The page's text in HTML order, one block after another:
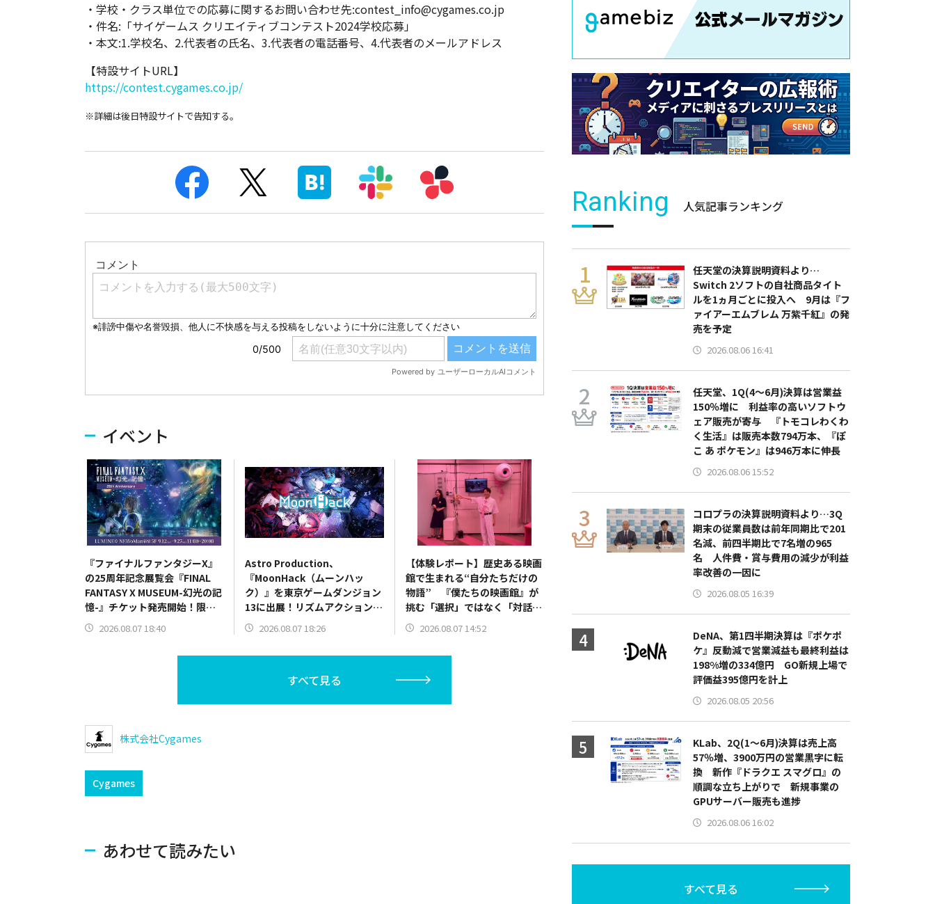
・学校・クラス単位での応募に関するお問い合わせ先:contest_info@cygames.co.jp
・件名:「サイゲームス クリエイティブコンテスト2024学校応募」
・本文:1.学校名、2.代表者の氏名、3.代表者の電話番号、4.代表者のメールアドレス
【特設サイトURL】
https://contest.cygames.co.jp/
※詳細は後日特設サイトで告知する。
イベント
『ファイナルファンタジーX』
の25周年記念展覧会『FINAL
FANTASY X MUSEUM-幻光の記
憶-』チケット発売開始！限定
グッズ情報も一部公開
2026.08.07 18:40
Astro Production、
『MoonHack（ムーンハッ
ク）』を東京ゲームダンジョン
13に出展！リズムアクションパ
ートを実際にプレイ可能
2026.08.07 18:26
【体験レポート】歴史ある映画
館で生まれる“自分たちだけの
物語” 『僕たちの映画館』が
挑む「選択」ではなく「対話」
で紡ぐ世界線
2026.08.07 14:52
すべて見る
株式会社Cygames
Cygames
あわせて読みたい
Ranking 人気記事ランキング
任天堂の決算説明資料より…
Switch 2ソフトの自社商品タイト
ルを1ヵ月ごとに投入へ 9月は『フ
ァイアーエムブレム 万紫千紅』の発
売を予定
2026.08.06 16:41
任天堂、1Q(4～6月)決算は営業益
150％増に 利益率の高いソフトウ
ェア販売が寄与 『トモコレわくわ
く生活』は販売本数794万本、『ぽ
こ あ ポケモン』は946万本に伸長
2026.08.06 15:52
コロプラの決算説明資料より…3Q
期末の従業員数は前年同期比で201
名減、前四半期比で7名増の965
名 人件費・賞与費用の減少が利益
率改善の一因に
2026.08.05 16:39
DeNA、第1四半期決算は『ポケポ
ケ』反動減で営業減益も最終利益は
198%増の334億円 GO新規上場で
評価益395億円を計上
2026.08.05 20:56
KLab、2Q(1～6月)決算は売上高
57％増、3900万円の営業黒字に転
換 新作『ドラクエ スマグロ』の
順調な立ち上がりで 新規事業の
GPUサーバー販売も進捗
2026.08.06 16:02
すべて見る